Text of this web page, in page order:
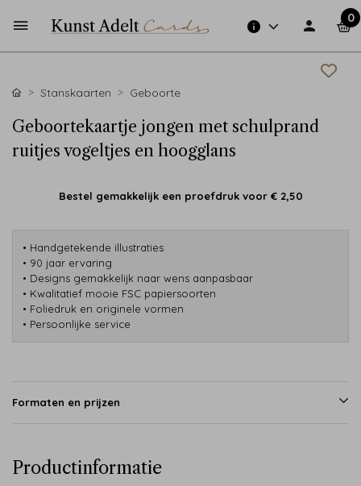
0
Stanskaarten Geboorte
Geboortekaartje jongen met schulprand
ruitjes vogeltjes en hoogglans
Bestel gemakkelijk een proefdruk voor € 2,50
• Handgetekende illustraties
• 90 jaar ervaring
• Designs gemakkelijk naar wens aanpasbaar
• Kwalitatief mooie FSC papiersoorten
• Foliedruk en originele vormen
• Persoonlijke service
Formaten en prijzen
Productinformatie